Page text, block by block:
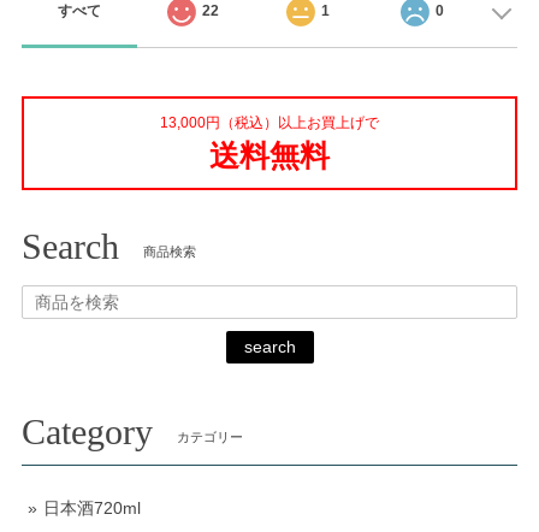
すべて 22 1 0
13,000円（税込）以上お買上げで
送料無料
Search 商品検索
search
Category カテゴリー
日本酒720ml